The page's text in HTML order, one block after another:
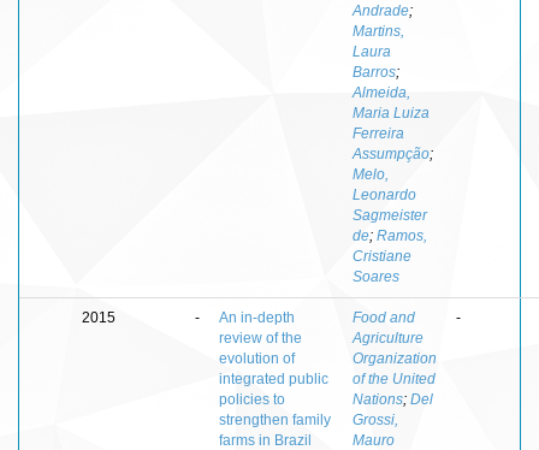
Andrade;
Martins,
Laura
Barros;
Almeida,
Maria Luiza
Ferreira
Assumpção;
Melo,
Leonardo
Sagmeister
de; Ramos,
Cristiane
Soares
2015 -
An in-depth
review of the
evolution of
integrated public
policies to
strengthen family
farms in Brazil
Food and
Agriculture
Organization
of the United
Nations; Del
Grossi,
Mauro
-